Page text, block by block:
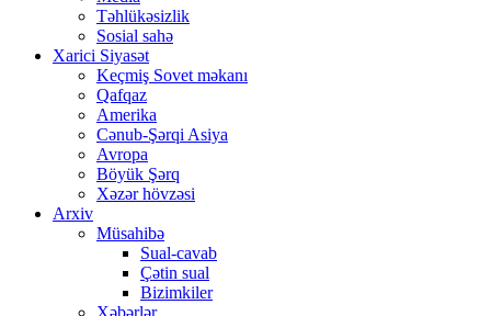
Təhlükəsizlik
Sosial sahə
Xarici Siyasət
Keçmiş Sovet məkanı
Qafqaz
Amerika
Cənub-Şərqi Asiya
Avropa
Böyük Şərq
Xəzər hövzəsi
Arxiv
Müsahibə
Sual-cavab
Çətin sual
Bizimkiler
Xəbərlər